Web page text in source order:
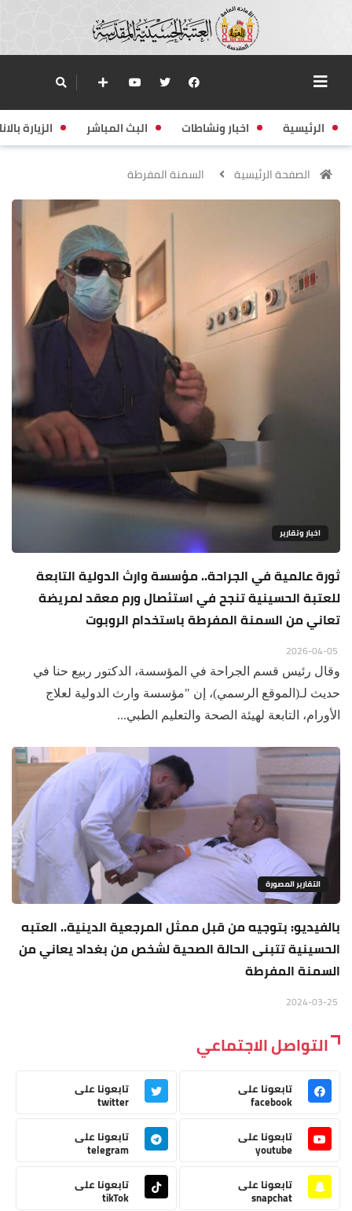
الرئيسية اخبار ونشاطات البث المباشر الزيارة
الصفحة الرئيسية السمنة المفرطة
اخبار وتقارير
ثورة عالمية في الجراحة.. مؤسسة وارث الدولية التابعة
للعتبة الحسينية تنجح في استئصال ورم معقد لمريضة
تعاني من السمنة المفرطة باستخدام الروبوت
وقال رئيس قسم الجراحة في المؤسسة، الدكتور ربيع حنا في
حديث لـ(الموقع الرسمي)، إن "مؤسسة وارث الدولية لعلاج
الأورام، التابعة لهيئة الصحة والتعليم الطبي...
التقارير المصورة
بالفيديو: بتوجيه من قبل ممثل المرجعية الدينية.. العتبه
الحسينية تتبنى الحالة الصحية لشخص من بغداد يعاني من
السمنة المفرطة
التواصل الاجتماعي
تابعونا على
facebook
تابعونا على
twitter
تابعونا على
youtube
تابعونا على
telegram
تابعونا على
snapchat
تابعونا على
tikTok